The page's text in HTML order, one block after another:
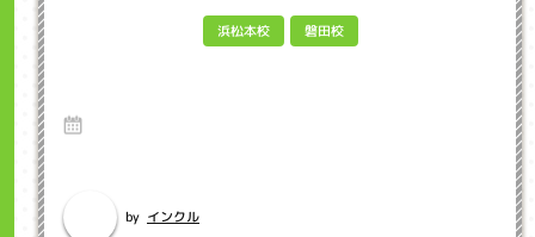
浜松本校 磐田校
by インクル